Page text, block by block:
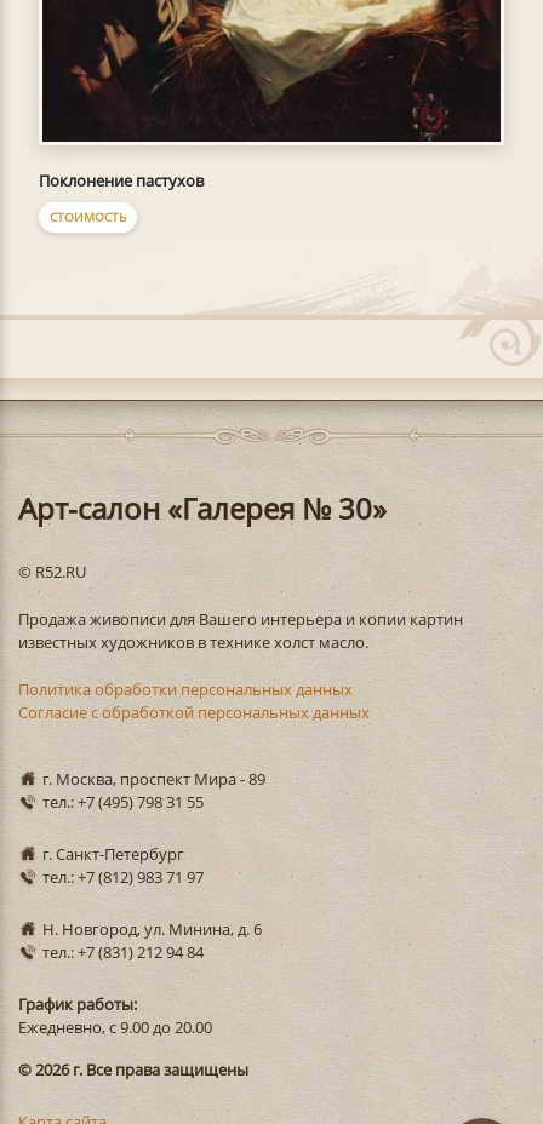
Поклонение пастухов
СТОИМОСТЬ
Арт-салон «Галерея № 30»
© R52.RU
Продажа живописи для Вашего интерьера и копии картин
известных художников в технике холст масло.
Политика обработки персональных данных
Согласие с обработкой персональных данных
г. Москва, проспект Мира - 89
тел.: +7 (495) 798 31 55
г. Санкт-Петербург
тел.: +7 (812) 983 71 97
Н. Новгород, ул. Минина, д. 6
тел.: +7 (831) 212 94 84
График работы:
Ежедневно, с 9.00 до 20.00
© 2026 г. Все права защищены